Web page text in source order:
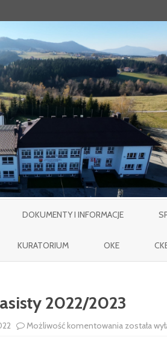
DOKUMENTY I INFORMACJE
KURATORIUM OKE
2022/2023
Możliwość komentowania Egzamin
została